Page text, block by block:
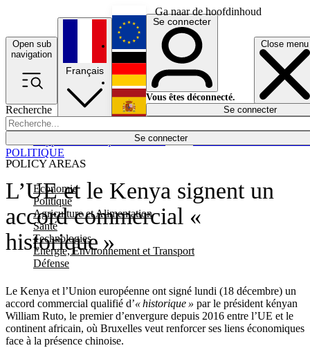
Ga naar de hoofdinhoud
Open sub
navigation
Close menu
Recherche
Se connecter
POLICY AREAS
Economie
Politique
Agriculture et Alimentation
Santé
Technologies
Energie, Environnement et Transport
Défense
Économie
Français
English
Deutsch
Español
Se connecter
Vous êtes déconnecté.
Se connecter
L’UE et le Kenya signent un
accord commercial «
historique »
Le Kenya et l’Union européenne ont signé lundi (18 décembre) un
accord commercial qualifié d’« historique » par le président kényan
William Ruto, le premier d’envergure depuis 2016 entre l’UE et le
continent africain, où Bruxelles veut renforcer ses liens économiques
face à la présence chinoise.
POLITIQUE